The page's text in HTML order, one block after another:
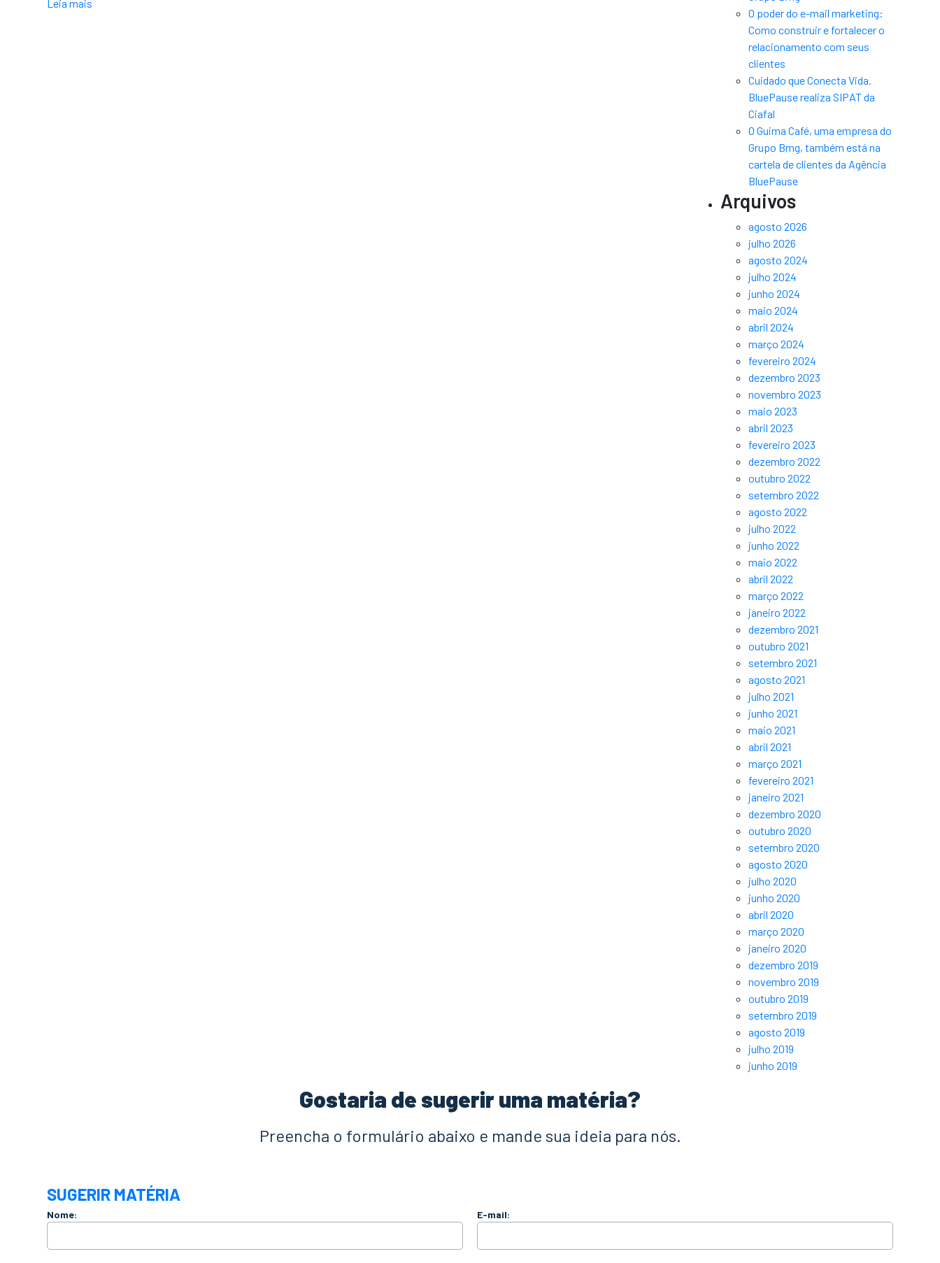
Leia mais
O poder do e-mail marketing:
Como construir e fortalecer o
relacionamento com seus
clientes
Cuidado que Conecta Vida.
BluePause realiza SIPAT da
Ciafal
O Guima Café, uma empresa do
Grupo Bmg, também está na
cartela de clientes da Agência
BluePause
Arquivos
agosto 2026
julho 2026
agosto 2024
julho 2024
junho 2024
maio 2024
abril 2024
março 2024
fevereiro 2024
dezembro 2023
novembro 2023
maio 2023
abril 2023
fevereiro 2023
dezembro 2022
outubro 2022
setembro 2022
agosto 2022
julho 2022
junho 2022
maio 2022
abril 2022
março 2022
janeiro 2022
dezembro 2021
outubro 2021
setembro 2021
agosto 2021
julho 2021
junho 2021
maio 2021
abril 2021
março 2021
fevereiro 2021
janeiro 2021
dezembro 2020
outubro 2020
setembro 2020
agosto 2020
julho 2020
junho 2020
abril 2020
março 2020
janeiro 2020
dezembro 2019
novembro 2019
outubro 2019
setembro 2019
agosto 2019
julho 2019
junho 2019
Gostaria de sugerir uma matéria?
Preencha o formulário abaixo e mande sua ideia para nós.
SUGERIR MATÉRIA
Nome: E-mail: